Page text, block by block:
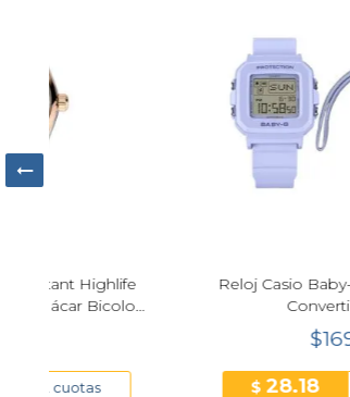
Reloj Casio Baby-G BGD-10KH-2B
6 cuotas